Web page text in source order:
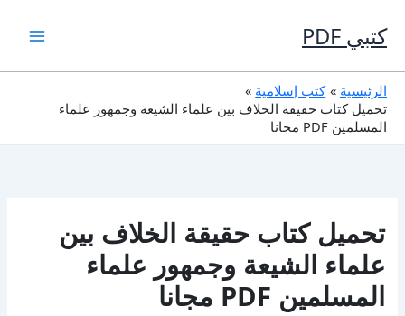
إلى
المحتوى
كتبي PDF
الرئيسية
كتب إسلامية
تحميل كتاب حقيقة الخلاف بين علماء الشيعة وجمهور علماء
المسلمين PDF مجانا
تحميل كتاب حقيقة الخلاف بين
علماء الشيعة وجمهور علماء
المسلمين PDF مجانا